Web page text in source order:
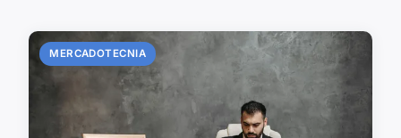
MERCADOTECNIA